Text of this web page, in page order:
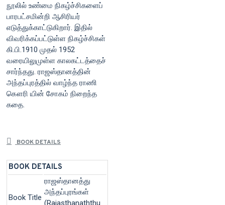
நூலில் உண்மை நிகழ்ச்சிகளைப்
பாரபட்சமின்றி ஆசிரியர்
எடுத்துக்காட்டுகிறார். இதில்
விவரிக்கப்பட்டுள்ள நிகழ்ச்சிகள்
கி.பி.1910 முதல் 1952
வரையிலுமுள்ள காலகட்டத்தைச்
சார்ந்தது. ராஜஸ்தானத்தின்
அந்தப்புரத்தில் வாழ்ந்த ராணி
கௌரி யின் சோகம் நிறைந்த
கதை.
BOOK DETAILS
BOOK DETAILS
Book Title
ராஜஸ்தானத்து
அந்தப்புரங்கள்
(Rajasthanaththu